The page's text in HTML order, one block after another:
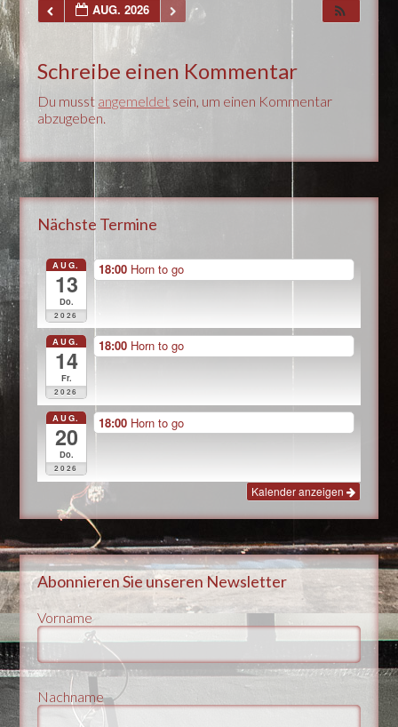
AUG. 2026
Schreibe einen Kommentar
Du musst angemeldet sein, um einen Kommentar
abzugeben.
Nächste Termine
AUG.
13
Do.
2026
18:00 Horn to go
AUG.
14
Fr.
2026
18:00 Horn to go
AUG.
20
Do.
2026
18:00 Horn to go
Kalender anzeigen
Abonnieren Sie unseren Newsletter
Vorname
Nachname